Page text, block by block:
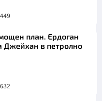
план. Ердоган
Джейхан в петролно